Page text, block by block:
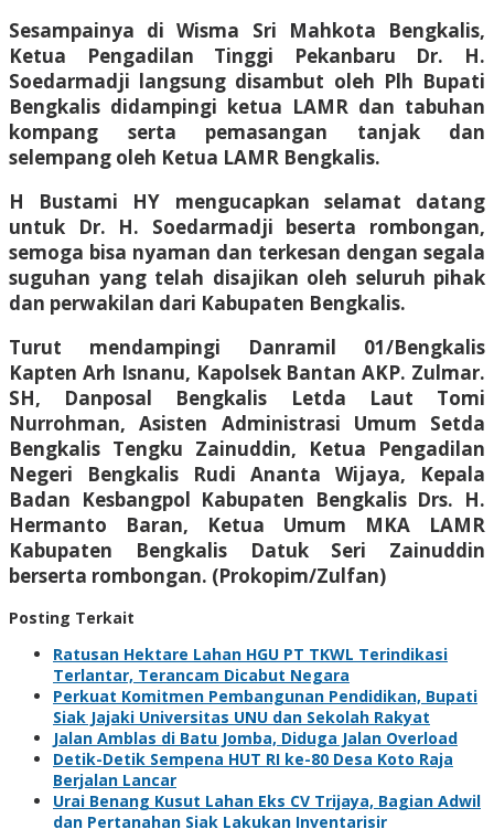
Sesampainya di Wisma Sri Mahkota Bengkalis,
Ketua Pengadilan Tinggi Pekanbaru Dr. H.
Soedarmadji langsung disambut oleh Plh Bupati
Bengkalis didampingi ketua LAMR dan tabuhan
kompang serta pemasangan tanjak dan
selempang oleh Ketua LAMR Bengkalis.
H Bustami HY mengucapkan selamat datang
untuk Dr. H. Soedarmadji beserta rombongan,
semoga bisa nyaman dan terkesan dengan segala
suguhan yang telah disajikan oleh seluruh pihak
dan perwakilan dari Kabupaten Bengkalis.
Turut mendampingi Danramil 01/Bengkalis
Kapten Arh Isnanu, Kapolsek Bantan AKP. Zulmar.
SH, Danposal Bengkalis Letda Laut Tomi
Nurrohman, Asisten Administrasi Umum Setda
Bengkalis Tengku Zainuddin, Ketua Pengadilan
Negeri Bengkalis Rudi Ananta Wijaya, Kepala
Badan Kesbangpol Kabupaten Bengkalis Drs. H.
Hermanto Baran, Ketua Umum MKA LAMR
Kabupaten Bengkalis Datuk Seri Zainuddin
berserta rombongan. (Prokopim/Zulfan)
Posting Terkait
Ratusan Hektare Lahan HGU PT TKWL Terindikasi
Terlantar, Terancam Dicabut Negara
Perkuat Komitmen Pembangunan Pendidikan, Bupati
Siak Jajaki Universitas UNU dan Sekolah Rakyat
Jalan Amblas di Batu Jomba, Diduga Jalan Overload
Detik-Detik Sempena HUT RI ke-80 Desa Koto Raja
Berjalan Lancar
Urai Benang Kusut Lahan Eks CV Trijaya, Bagian Adwil
dan Pertanahan Siak Lakukan Inventarisir